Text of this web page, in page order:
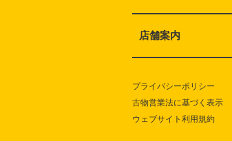
店舗案内
プライバシーポリシー
古物営業法に基づく表示
ウェブサイト利用規約